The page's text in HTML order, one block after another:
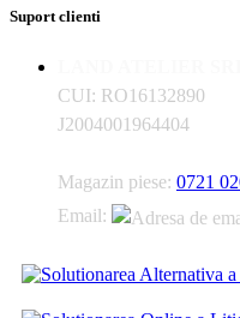
Suport clienti
CUI: RO16132890
J2004001964404
Magazin piese: 0721
Email: